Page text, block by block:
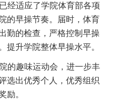
适应了学院体育部各项
的早操节奏。届时，体育
勤的检查，严格控制早操
提升学院整体早操水平。
趣味运动会，进一步丰
选出优秀个人，优秀组织
励。